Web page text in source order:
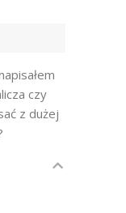
czy
z dużej